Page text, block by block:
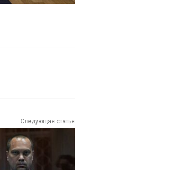
Следующая статья